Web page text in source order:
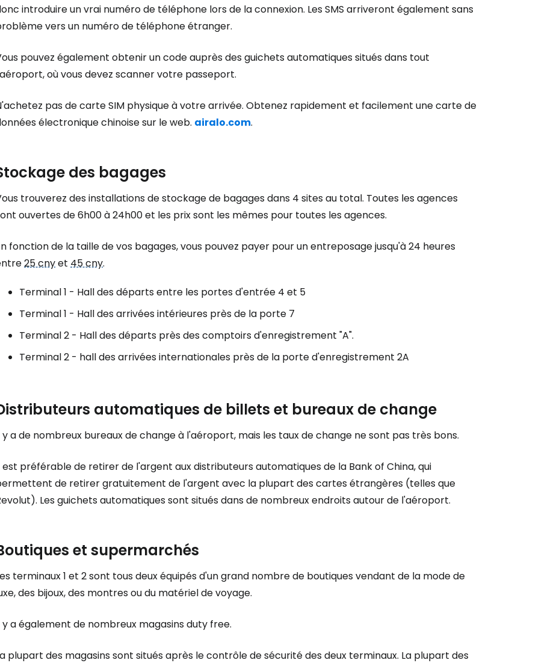
introduire un vrai numéro de téléphone lors de la connexion. Les SMS arriveront également sans
vers un numéro de téléphone étranger.
pouvez également obtenir un code auprès des guichets automatiques situés dans tout
où vous devez scanner votre passeport.
pas de carte SIM physique à votre arrivée. Obtenez rapidement et facilement une carte de
électronique chinoise sur le web. airalo.com.
des bagages
trouverez des installations de stockage de bagages dans 4 sites au total. Toutes les agences
ouvertes de 6h00 à 24h00 et les prix sont les mêmes pour toutes les agences.
fonction de la taille de vos bagages, vous pouvez payer pour un entreposage jusqu'à 24 heures
25 cnyet 45 cny.
Terminal 1 - Hall des départs entre les portes d'entrée 4 et 5
Terminal 1 - Hall des arrivées intérieures près de la porte 7
Terminal 2 - Hall des départs près des comptoirs d'enregistrement "A".
Terminal 2 - hall des arrivées internationales près de la porte d'enregistrement 2A
automatiques de billets et bureaux de change
y a de nombreux bureaux de change à l'aéroport, mais les taux de change ne sont pas très bons.
est préférable de retirer de l'argent aux distributeurs automatiques de la Bank of China, qui
de retirer gratuitement de l'argent avec la plupart des cartes étrangères (telles que
Les guichets automatiques sont situés dans de nombreux endroits autour de l'aéroport.
et supermarchés
terminaux 1 et 2 sont tous deux équipés d'un grand nombre de boutiques vendant de la mode de
des bijoux, des montres ou du matériel de voyage.
y a également de nombreux magasinsduty free.
plupart des magasins sont situés après le contrôle de sécurité des deux terminaux. La plupart des
Se connecter à Cestee
... la communauté mondiale des voyageurs
Continuer avec Facebook